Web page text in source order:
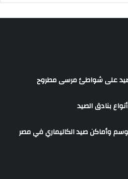
على شواطئ مرسى مطروح
بنادق الصيد
وأماكن صيد الكاليماري في مصر